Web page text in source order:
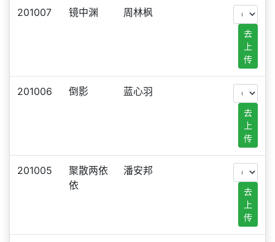
201007 镜中渊 周林枫
去
上
传
201006 倒影 蓝心羽
去
上
传
201005
聚散两依
依
潘安邦
去
上
传